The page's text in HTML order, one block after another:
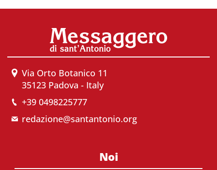
Via Orto Botanico 11
35123 Padova - Italy
+39 0498225777
redazione@santantonio.org
Noi